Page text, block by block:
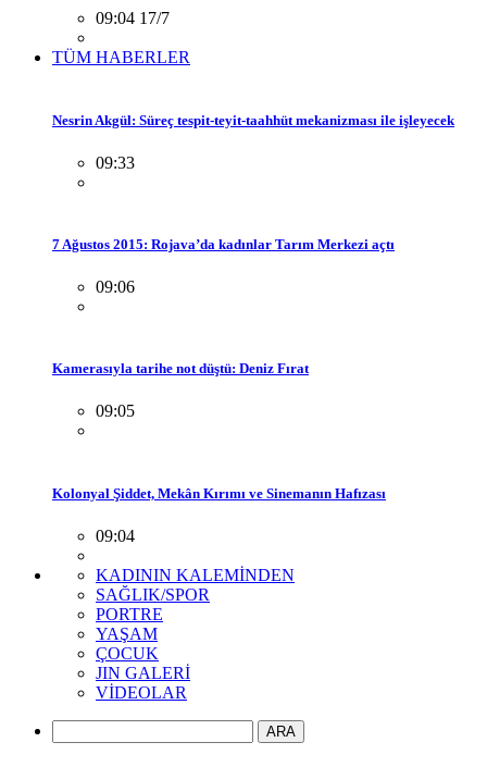
09:04 17/7
TÜM HABERLER
Nesrin Akgül: Süreç tespit-teyit-taahhüt mekanizması ile işleyecek
09:33
7 Ağustos 2015: Rojava’da kadınlar Tarım Merkezi açtı
09:06
Kamerasıyla tarihe not düştü: Deniz Fırat
09:05
Kolonyal Şiddet, Mekân Kırımı ve Sinemanın Hafızası
09:04
KADININ KALEMİNDEN
SAĞLIK/SPOR
PORTRE
YAŞAM
ÇOCUK
JIN GALERİ
VİDEOLAR
ARA